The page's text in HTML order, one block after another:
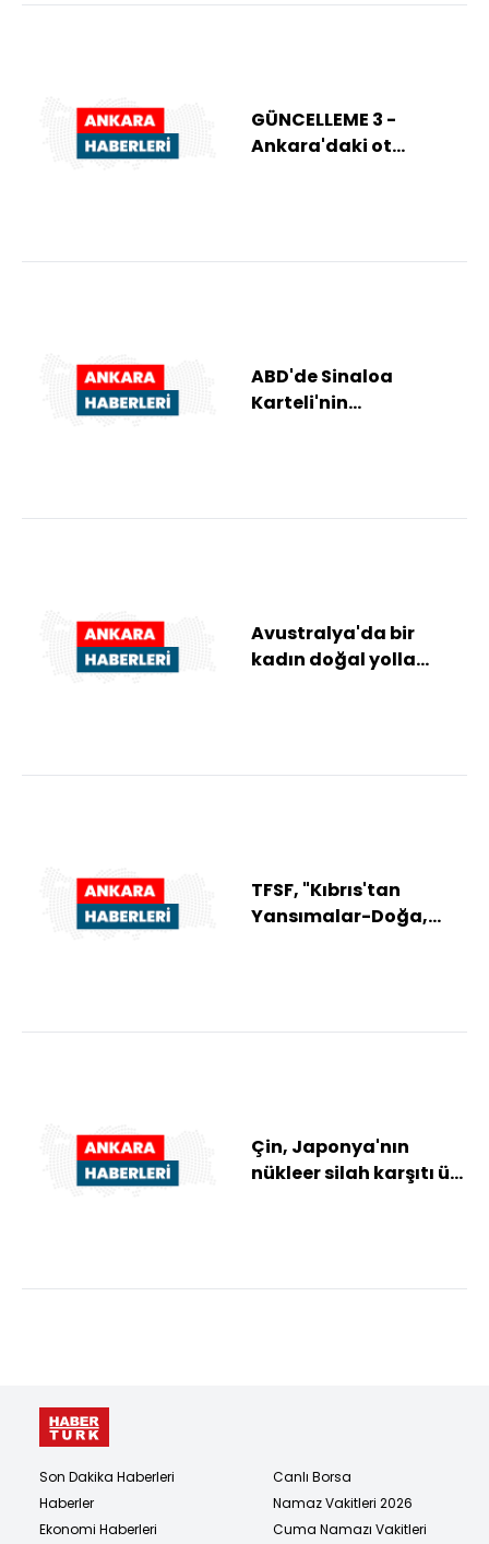
GÜNCELLEME 3 -
Ankara'daki ot
ABD'de Sinaloa
Karteli'nin
Avustralya'da bir
kadın doğal yolla
TFSF, "Kıbrıs'tan
Yansımalar-Doğa,
Çin, Japonya'nın
nükleer silah karşıtı üç
Son Dakika Haberleri
Haberler
Ekonomi Haberleri
Canlı Borsa
Namaz Vakitleri 2026
Cuma Namazı Vakitleri